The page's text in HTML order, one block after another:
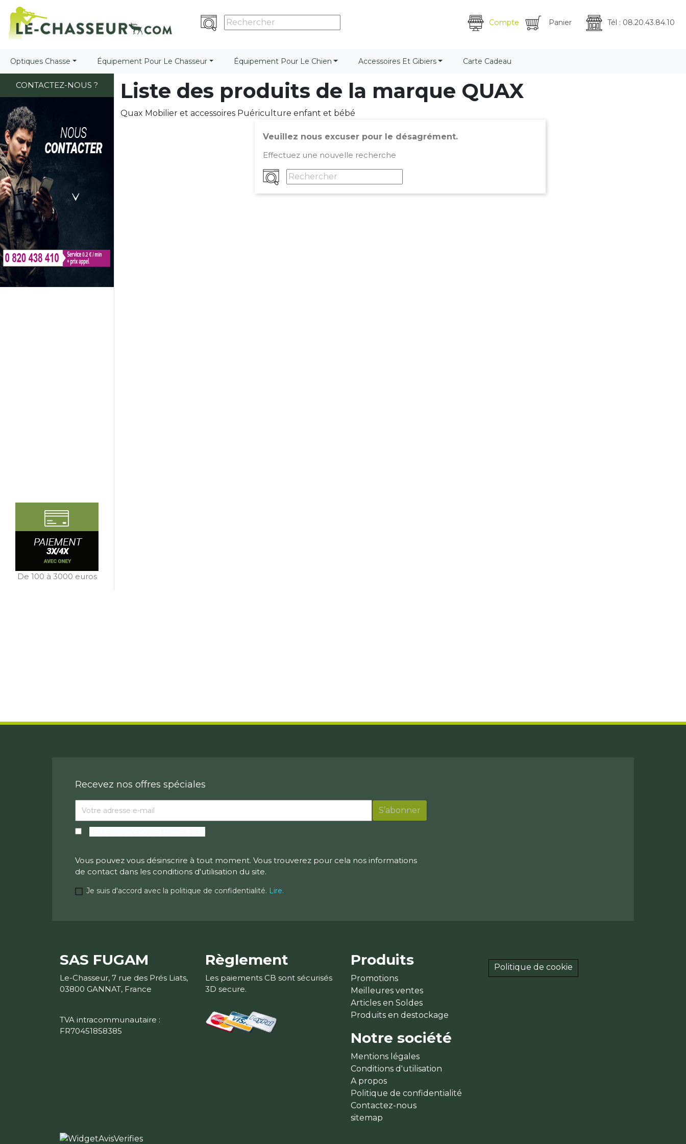
Compte Panier Tél : 08.20.43.84.10
Optiques Chasse Équipement Pour Le Chasseur Équipement Pour Le Chien Accessoires Et Gibiers Carte Cadeau
CONTACTEZ-NOUS ?
De 100 à 3000 euros
Liste des produits de la marque QUAX
Quax Mobilier et accessoires Puériculture enfant et bébé
Veuillez nous excuser pour le désagrément.
Effectuez une nouvelle recherche
Recevez nos offres spéciales
Vous pouvez vous désinscrire à tout moment. Vous trouverez pour cela nos informations
de contact dans les conditions d'utilisation du site.
Je suis d'accord avec la politique de confidentialité. Lire.
SAS FUGAM
Le-Chasseur, 7 rue des Prés Liats,
03800 GANNAT, France
TVA intracommunautaire :
FR70451858385
Règlement
Les paiements CB sont sécurisés
3D secure.
Produits
Promotions
Meilleures ventes
Articles en Soldes
Produits en destockage
Notre société
Mentions légales
Conditions d'utilisation
A propos
Politique de confidentialité
Contactez-nous
sitemap
Politique de cookie